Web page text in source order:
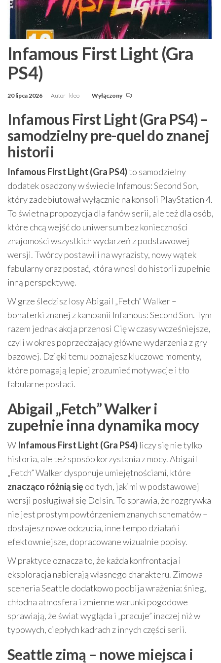
Infamous First Light (Gra
PS4)
20 lipca 2026 Autor kleo Wyłączony
Infamous First Light (Gra PS4) –
samodzielny pre-quel do znanej
historii
Infamous First Light (Gra PS4)to samodzielny
dodatek osadzony w świecie Infamous: Second Son,
który zadebiutował wyłącznie na konsoli PlayStation 4.
To świetna propozycja dla fanów serii, ale też dla osób,
które chcą wejść do uniwersum bez konieczności
znajomości wszystkich wydarzeń z podstawowej
wersji. Twórcy postawili na wyrazisty, nowy wątek
fabularny oraz postać, która wnosi do historii zupełnie
inną perspektywę.
W grze śledzisz losy Abigail „Fetch” Walker –
bohaterki znanej z kampanii Infamous: Second Son. Tym
razem jednak akcja przenosi Cię w czasy wcześniejsze,
czyli w okres poprzedzający główne wydarzenia z gry
bazowej. Dzięki temu poznajesz kluczowe momenty,
które pomagają lepiej zrozumieć motywacje i tło
fabularne postaci.
Abigail „Fetch” Walker i
zupełnie inna dynamika mocy
W Infamous First Light (Gra PS4) liczy się nie tylko
historia, ale też sposób korzystania z mocy. Abigail
„Fetch” Walker dysponuje umiejętnościami, które
znacząco różnią się od tych, jakimi w podstawowej
wersji posługiwał się Delsin. To sprawia, że rozgrywka
nie jest prostym powtórzeniem znanych schematów –
dostajesz nowe odczucia, inne tempo działań i
efektowniejsze, dopracowane wizualnie popisy.
W praktyce oznacza to, że każda konfrontacja i
eksploracja nabierają własnego charakteru. Zimowa
sceneria Seattle dodatkowo podbija wrażenia: śnieg,
chłodna atmosfera i zmienne warunki pogodowe
sprawiają, że świat wygląda i „pracuje” inaczej niż w
typowych, ciepłych kadrach z innych części serii.
Seattle zimą – nowe miejsca i